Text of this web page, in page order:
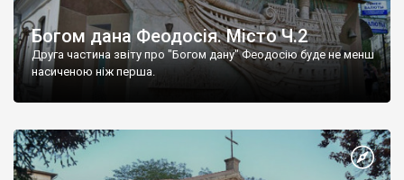
Богом дана Феодосія. Місто Ч.2
Друга частина звіту про "Богом дану" Феодосію буде не менш
насиченою ніж перша.